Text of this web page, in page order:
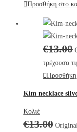
Προσθήκη στο
€13.00
τρέχουσα
Προσθήκη
Kim necklace
Κολιέ
€13.00